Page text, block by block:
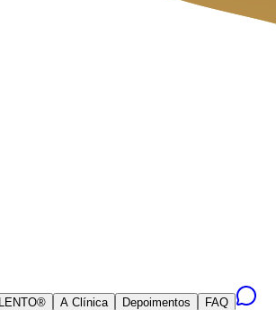
A Clínica Depoimentos FAQ